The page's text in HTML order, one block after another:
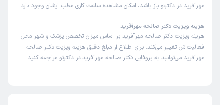
مهرآفرید در دکترتو باز باشد، امکان مشاهده ساعت کاری مطب ایشان وجود دارد.
هزینه ویزیت دکتر صالحه مهرآفرید
هزینه ویزیت دکتر صالحه مهرآفرید بر اساس میزان تخصص پزشک و شهر محل
فعالیت‌اش تغییر می‌کند. برای اطلاع از مبلغ دقیق هزینه ویزیت دکتر صالحه
مهرآفرید می‌توانید به پروفایل دکتر صالحه مهرآفرید در دکترتو مراجعه کنید.